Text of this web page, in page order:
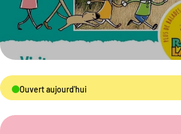
Ouvert aujourd'hui